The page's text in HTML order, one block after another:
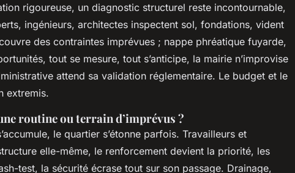
rigoureuse, un diagnostic structurel reste incontournable,
ingénieurs, architectes inspectent sol, fondations, vident
des contraintes imprévues ; nappe phréatique fuyarde,
tout se mesure, tout s’anticipe, la mairie n’improvise
attend sa validation réglementaire. Le budget et le
extremis.
routine ou terrain d’imprévus ?
le quartier s’étonne parfois. Travailleurs et
elle-même, le renforcement devient la priorité, les
test, la sécurité écrase tout sur son passage. Drainage,